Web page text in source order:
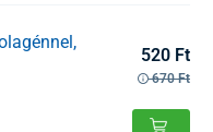
520 Ft
670 Ft